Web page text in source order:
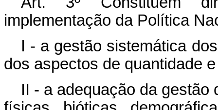
implementação da Política
I - a gestão sistemática
dos aspectos de quantidade
II - a adequação da